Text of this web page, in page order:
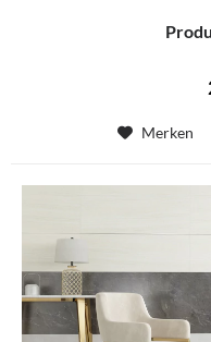
Merken